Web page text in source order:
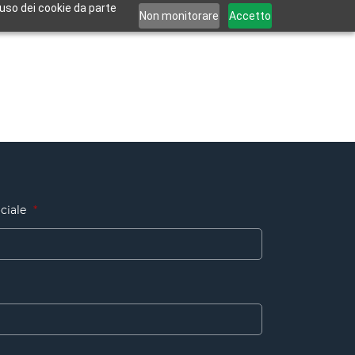
dei cookie da parte
Non monitorare Accetto
*